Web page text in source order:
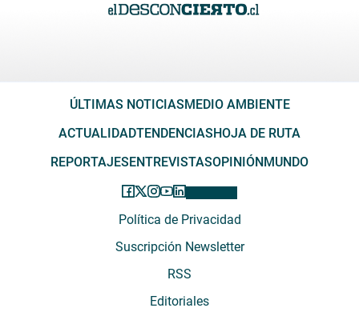
ÚLTIMAS NOTICIASMEDIO AMBIENTE
ACTUALIDADTENDENCIASHOJA DE RUTA
REPORTAJESENTREVISTASOPINIÓNMUNDO
Política de Privacidad
Suscripción Newsletter
RSS
Editoriales